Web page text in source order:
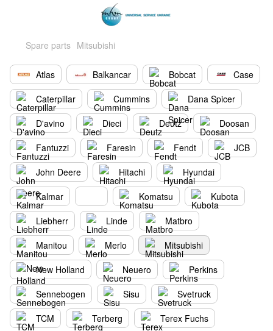
Spare parts Mitsubishi
Atlas Balkancar Bobcat
Case
Caterpillar
Cummins
Dana Spicer
D'avino
Dieci Deutz
Doosan
Fantuzzi
Faresin Fendt
JCB
John Deere
Hitachi
Hyundai
Kalmar
Komatsu
Kubota
Liebherr
Linde
Matbro
Manitou
Merlo
Mitsubishi
New Holland
Neuero
Perkins
Sennebogen
Sisu
Svetruck
TCM
Terberg
Terex Fuchs